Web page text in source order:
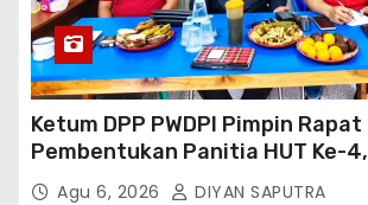
Ketum DPP PWDPI Pimpin Rapat
Pembentukan Panitia HUT Ke-
Susunan Dan Rangkaian
Agu 6, 2026 DIYAN SAPUTRA